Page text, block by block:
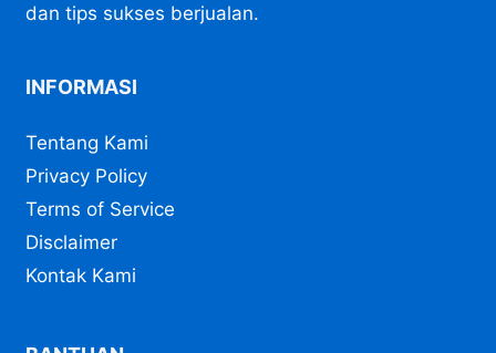
dan tips sukses berjualan.
INFORMASI
Tentang Kami
Privacy Policy
Terms of Service
Disclaimer
Kontak Kami